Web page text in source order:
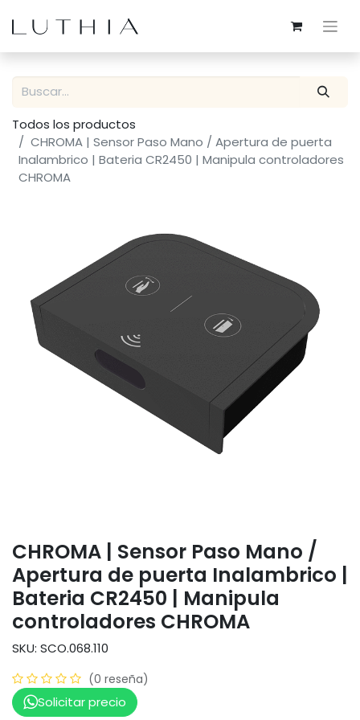
Todos los productos
CHROMA | Sensor Paso Mano / Apertura de puerta
Inalambrico | Bateria CR2450 | Manipula controladores
CHROMA
CHROMA | Sensor Paso Mano /
Apertura de puerta Inalambrico |
Bateria CR2450 | Manipula
controladores CHROMA
SKU: SCO.068.110
(0 reseña)
Solicitar precio